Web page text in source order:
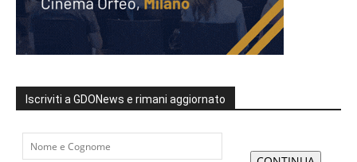
Iscriviti a GDONews e rimani aggiornato